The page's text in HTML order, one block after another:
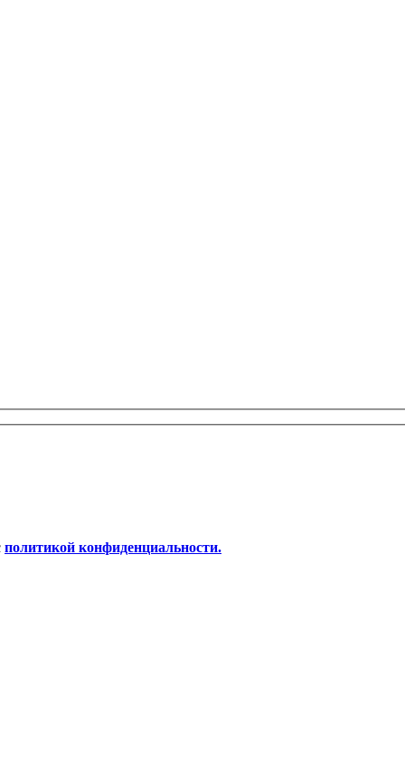
политикой конфиденциальности.